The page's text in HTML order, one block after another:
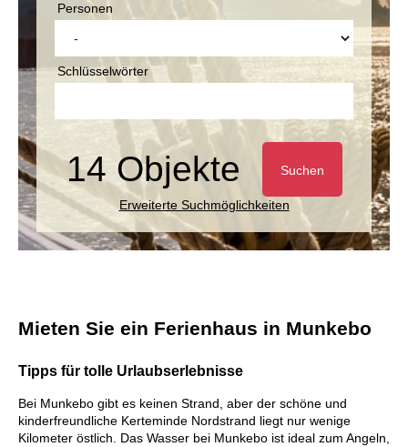
Personen
Schlüsselwörter
14 Objekte Suchen
Erweiterte Suchmöglichkeiten
Mieten Sie ein Ferienhaus in Munkebo
Tipps für tolle Urlaubserlebnisse
Bei Munkebo gibt es keinen Strand, aber der schöne und
kinderfreundliche Kerteminde Nordstrand liegt nur wenige
Kilometer östlich. Das Wasser bei Munkebo ist ideal zum Angeln,